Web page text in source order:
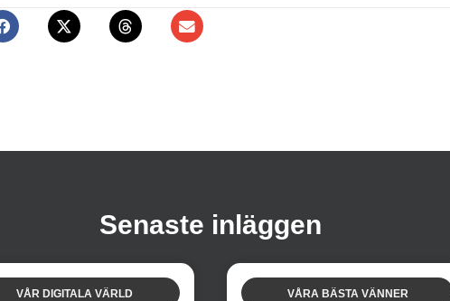
Senaste inläggen
VÅR DIGITALA VÄRLD VÅRA BÄSTA VÄNNER